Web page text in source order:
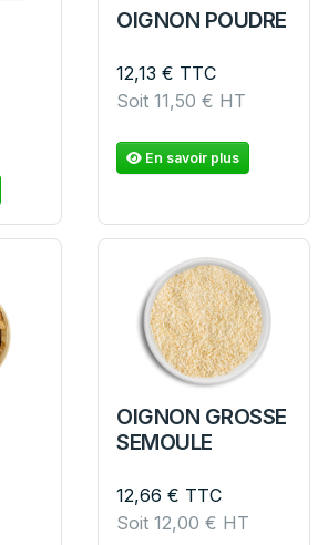
OIGNON POUDRE
12,13 € TTC
Soit 11,50 € HT
En savoir plus
OIGNON GROSSE
SEMOULE
12,66 € TTC
Soit 12,00 € HT